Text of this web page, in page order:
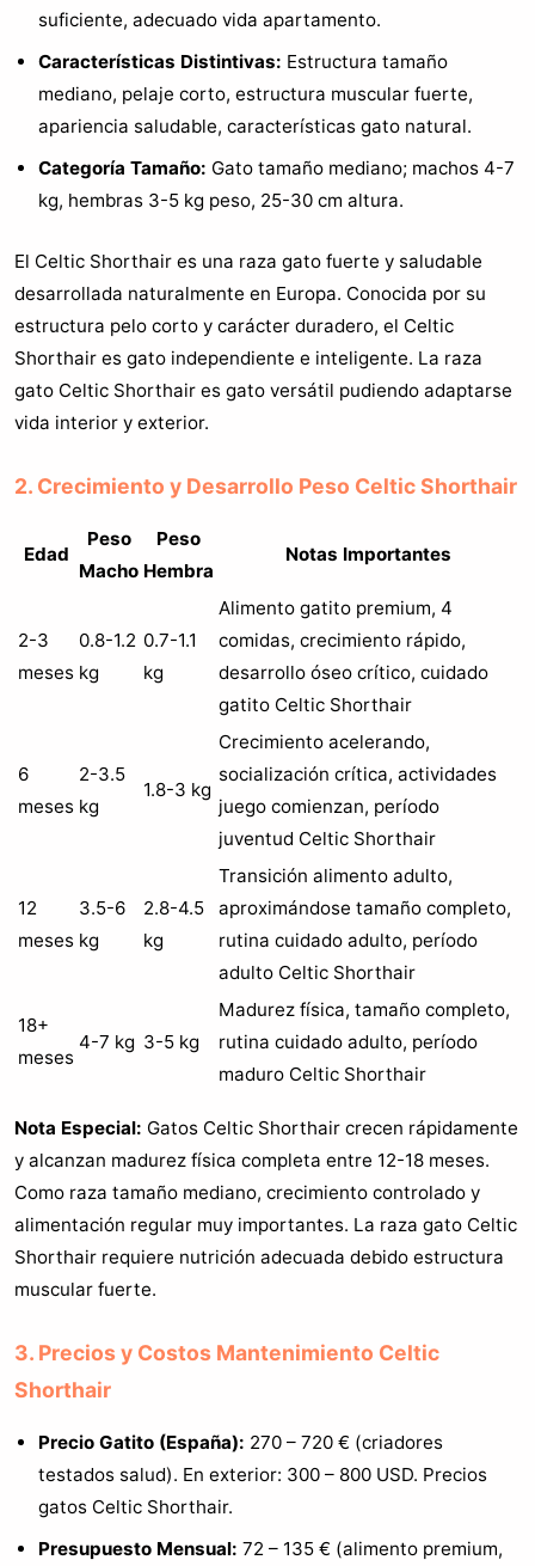
suficiente, adecuado vida apartamento.
Características Distintivas: Estructura tamaño
mediano, pelaje corto, estructura muscular fuerte,
apariencia saludable, características gato natural.
Categoría Tamaño: Gato tamaño mediano; machos 4-7
kg, hembras 3-5 kg peso, 25-30 cm altura.
El Celtic Shorthair es una raza gato fuerte y saludable
desarrollada naturalmente en Europa. Conocida por su
estructura pelo corto y carácter duradero, el Celtic
Shorthair es gato independiente e inteligente. La raza
gato Celtic Shorthair es gato versátil pudiendo adaptarse
vida interior y exterior.
2. Crecimiento y Desarrollo Peso Celtic Shorthair
Edad
Peso
Macho
Peso
Hembra
Notas Importantes
2-3
meses
0.8-1.2
kg
0.7-1.1
kg
Alimento gatito premium, 4
comidas, crecimiento rápido,
desarrollo óseo crítico, cuidado
gatito Celtic Shorthair
6
meses
2-3.5
kg
1.8-3 kg
Crecimiento acelerando,
socialización crítica, actividades
juego comienzan, período
juventud Celtic Shorthair
12
meses
3.5-6
kg
2.8-4.5
kg
Transición alimento adulto,
aproximándose tamaño completo,
rutina cuidado adulto, período
adulto Celtic Shorthair
18+
meses
4-7 kg 3-5 kg
Madurez física, tamaño completo,
rutina cuidado adulto, período
maduro Celtic Shorthair
Nota Especial: Gatos Celtic Shorthair crecen rápidamente
y alcanzan madurez física completa entre 12-18 meses.
Como raza tamaño mediano, crecimiento controlado y
alimentación regular muy importantes. La raza gato Celtic
Shorthair requiere nutrición adecuada debido estructura
muscular fuerte.
3. Precios y Costos Mantenimiento Celtic
Shorthair
Precio Gatito (España): 270 – 720 € (criadores
testados salud). En exterior: 300 – 800 USD. Precios
gatos Celtic Shorthair.
Presupuesto Mensual: 72 – 135 € (alimento premium,